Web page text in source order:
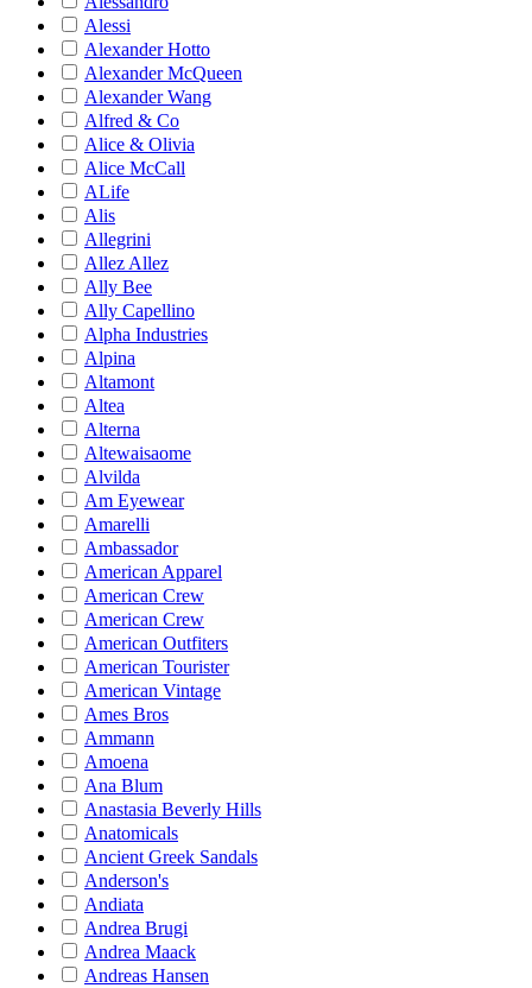
Alessi
Alexander Hotto
Alexander McQueen
Alexander Wang
Alfred & Co
Alice & Olivia
Alice McCall
ALife
Alis
Allegrini
Allez Allez
Ally Bee
Ally Capellino
Alpha Industries
Alpina
Altamont
Altea
Alterna
Altewaisaome
Alvilda
Am Eyewear
Amarelli
Ambassador
American Apparel
American Crew
American Crew
American Outfiters
American Tourister
American Vintage
Ames Bros
Ammann
Amoena
Ana Blum
Anastasia Beverly Hills
Anatomicals
Ancient Greek Sandals
Anderson's
Andiata
Andrea Brugi
Andrea Maack
Andreas Hansen